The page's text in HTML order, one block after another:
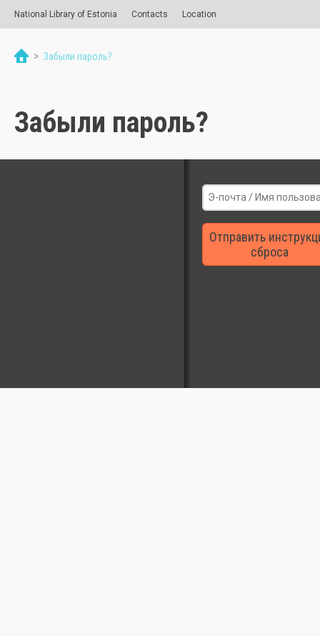
National Library of Estonia Contacts Location
> Забыли пароль?
Забыли пароль?
Отправить
сброса